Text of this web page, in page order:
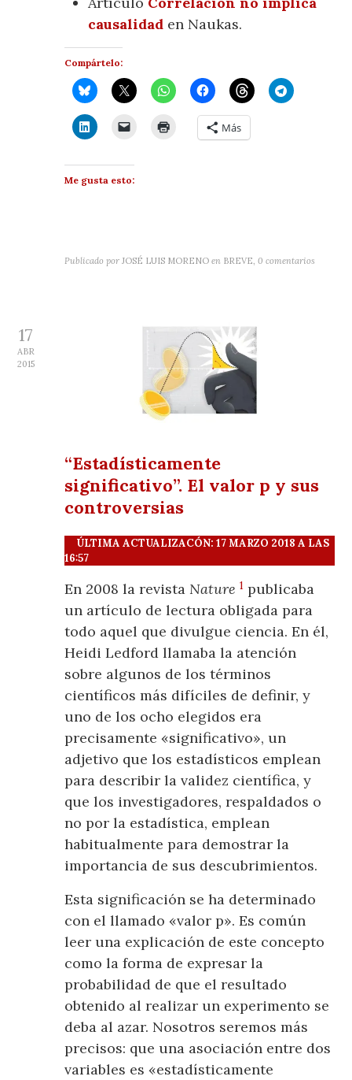
causalidad en Naukas.
Compártelo:
Más
Me gusta esto:
Publicado por JOSÉ LUIS MORENO en BREVE ,0 comentarios
17
ABR
2015
“Estadísticamente
significativo”. El valor p y sus
controversias
ÚLTIMA ACTUALIZACÓN: 17 MARZO 2018 A LAS
16:57
En 2008 la revista Nature1 publicaba
un artículo de lectura obligada para
todo aquel que divulgue ciencia. En él,
Heidi Ledford llamaba la atención
sobre algunos de los términos
científicos más difíciles de definir, y
uno de los ocho elegidos era
precisamente «significativo», un
adjetivo que los estadísticos emplean
para describir la validez científica, y
que los investigadores, respaldados o
no por la estadística, emplean
habitualmente para demostrar la
importancia de sus descubrimientos.
Esta significación se ha determinado
con el llamado «valor p». Es común
leer una explicación de este concepto
como la forma de expresar la
probabilidad de que el resultado
obtenido al realizar un experimento se
deba al azar. Nosotros seremos más
precisos: que una asociación entre dos
variables es «estadísticamente